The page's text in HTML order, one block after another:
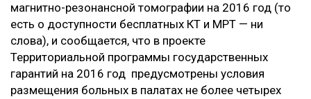
магнитно-резонансной томографии на 2016 год (то
есть о доступности бесплатных КТ и МРТ — ни
слова), и сообщается, что в проекте
Территориальной программы государственных
гарантий на 2016 год предусмотрены условия
размещения больных в палатах не более четырех